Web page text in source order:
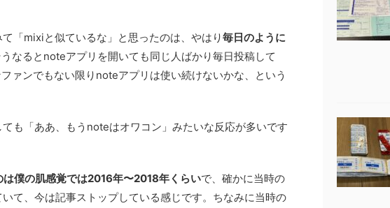
「mixiと似ているな」と思ったのは、やはり毎日のように
なるとnoteアプリを開いても同じ人ばかり毎日投稿して
ァンでもない限りnoteアプリは使い続けないかな、という
も「ああ、もうnoteはオワコン」みたいな反応が多いです
僕の肌感覚では2016年〜2018年くらいで、確かに当時の
て、今は記事ストップしている感じです。ちなみに当時の